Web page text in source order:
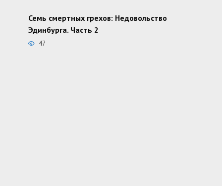
Семь смертных грехов: Недовольство
Эдинбурга. Часть 2
47